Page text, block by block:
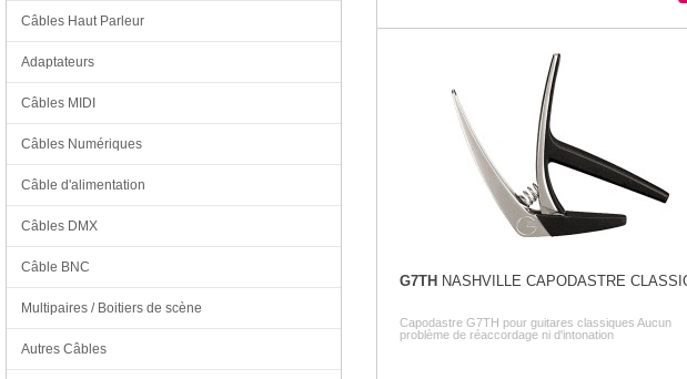
G7THNASHVILLE CAPODASTRE
Capodastre G7TH pour guitares classiques Aucun
problème de réaccordage ni d'intonation
Câbles Haut Parleur
Adaptateurs
Câbles MIDI
Câbles Numériques
Câble d'alimentation
Câbles DMX
Câble BNC
Multipaires / Boitiers de scène
Autres Câbles